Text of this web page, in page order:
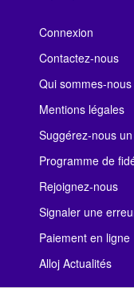
Connexion
Contactez-nous
Qui sommes-nous
Mentions légales
Suggérez-nous
Programme de
Rejoignez-nous
Signaler une
Paiement en ligne
Alloj Actualités